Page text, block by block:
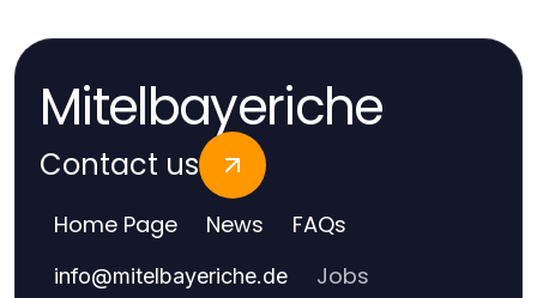
Mitelbayeriche
Contact us
Home Page News FAQs
info@mitelbayeriche.de Jobs